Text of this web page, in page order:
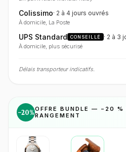
Colissimo· 2 à 4 jours ouvrés
À domicile, La Poste
UPS Standard CONSEILLÉ · 2 à 3
À domicile, plus sécurisé
Délais transporteur indicatifs.
−20%OFFRE BUNDLE — − 20 %
RANGEMENT